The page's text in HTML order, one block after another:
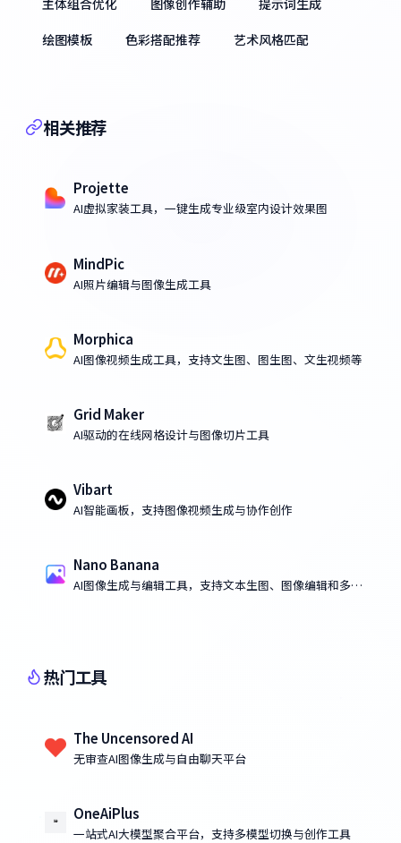
绘图模板
色彩搭配推荐 艺术风格匹配
相关推荐
Projette
AI虚拟家装工具，一键生成专业级室内设计效果图
MindPic
AI照片编辑与图像生成工具
Morphica
AI图像视频生成工具，支持文生图、图生图、文生视频等
Grid Maker
AI驱动的在线网格设计与图像切片工具
Vibart
AI智能画板，支持图像视频生成与协作创作
Nano Banana
AI图像生成与编辑工具，支持文本生图、图像编辑和多图
热门工具
The Uncensored AI
无审查AI图像生成与自由聊天平台
OneAiPlus
一站式AI大模型聚合平台，支持多模型切换与创作工具